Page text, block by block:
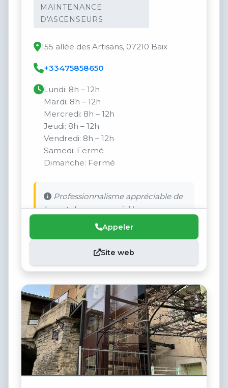
MAINTENANCE
D'ASCENSEURS
155 allée des Artisans, 07210 Baix
+33475858650
Lundi: 8h – 12h
Mardi: 8h – 12h
Mercredi: 8h – 12h
Jeudi: 8h – 12h
Vendredi: 8h – 12h
Samedi: Fermé
Dimanche: Fermé
Professionnalisme appréciable de
la part du commercial !
Appeler
Site web